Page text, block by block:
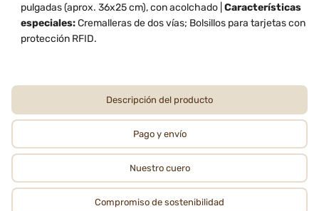
pulgadas (aprox. 36x25 cm), con acolchado | Características
especiales:Cremalleras de dos vías; Bolsillos para tarjetas con
protección RFID.
Descripción del producto
Pago y envío
Nuestro cuero
Compromiso de sostenibilidad